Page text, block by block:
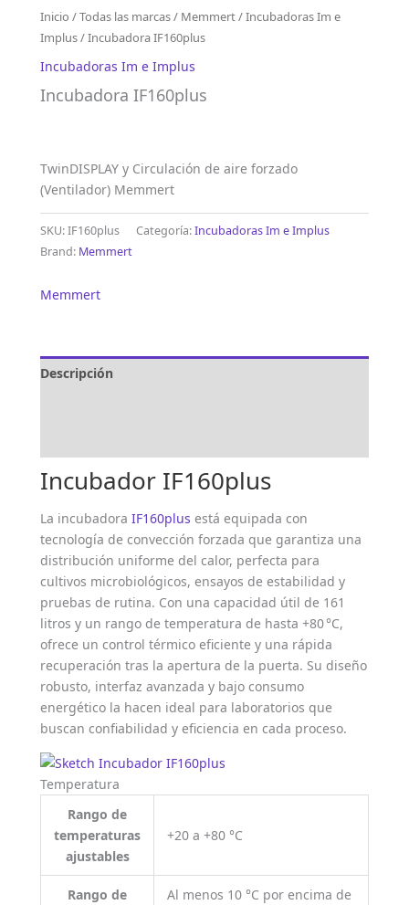
Inicio /Todas las marcas/ Memmert/Incubadoras Im e
Implus/ Incubadora IF160plus
Incubadoras Im e Implus
Incubadora IF160plus
TwinDISPLAY y Circulación de aire forzado
(Ventilador) Memmert
SKU:IF160plus Categoría:Incubadoras Im e Implus
Brand: Memmert
Memmert
Descripción
Incubador IF160plus
La incubadora IF160plus está equipada con
tecnología de convección forzada que garantiza una
distribución uniforme del calor, perfecta para
cultivos microbiológicos, ensayos de estabilidad y
pruebas de rutina. Con una capacidad útil de 161
litros y un rango de temperatura de hasta +80 °C,
ofrece un control térmico eficiente y una rápida
recuperación tras la apertura de la puerta. Su diseño
robusto, interfaz avanzada y bajo consumo
energético la hacen ideal para laboratorios que
buscan confiabilidad y eficiencia en cada proceso.
Temperatura
Rango de
temperaturas
ajustables
+20 a +80 °C
Rango de
Al menos 10 °C por encima de